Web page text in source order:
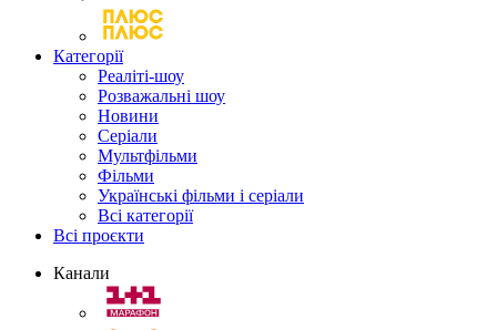
Категорії
Реаліті-шоу
Розважальні шоу
Новини
Серіали
Мультфільми
Фільми
Українські фільми і серіали
Всі категорії
Всі проєкти
Канали